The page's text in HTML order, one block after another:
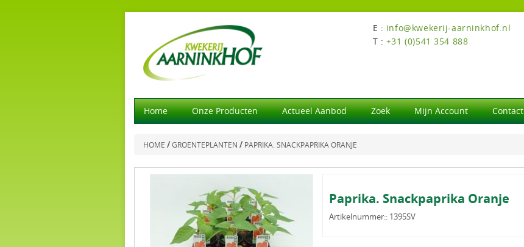
E : info@kwekerij-aarninkhof.nl
T : +31 (0)541 354 888
Home Onze Producten Actueel Aanbod Zoek Mijn Account Contact
HOME / GROENTEPLANTEN / PAPRIKA. SNACKPAPRIKA ORANJE
Paprika. Snackpaprika Oranje
Artikelnummer:: 1395SV